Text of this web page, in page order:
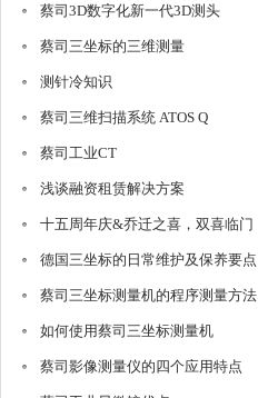
蔡司3D数字化新一代3D测头
COMET®LƎD
蔡司三坐标的三维测量
测针冷知识
蔡司三维扫描系统 ATOS Q
蔡司工业CT
浅谈融资租赁解决方案
十五周年庆&乔迁之喜，双喜临门
德国三坐标的日常维护及保养要点
蔡司三坐标测量机的程序测量方法
如何使用蔡司三坐标测量机
蔡司影像测量仪的四个应用特点